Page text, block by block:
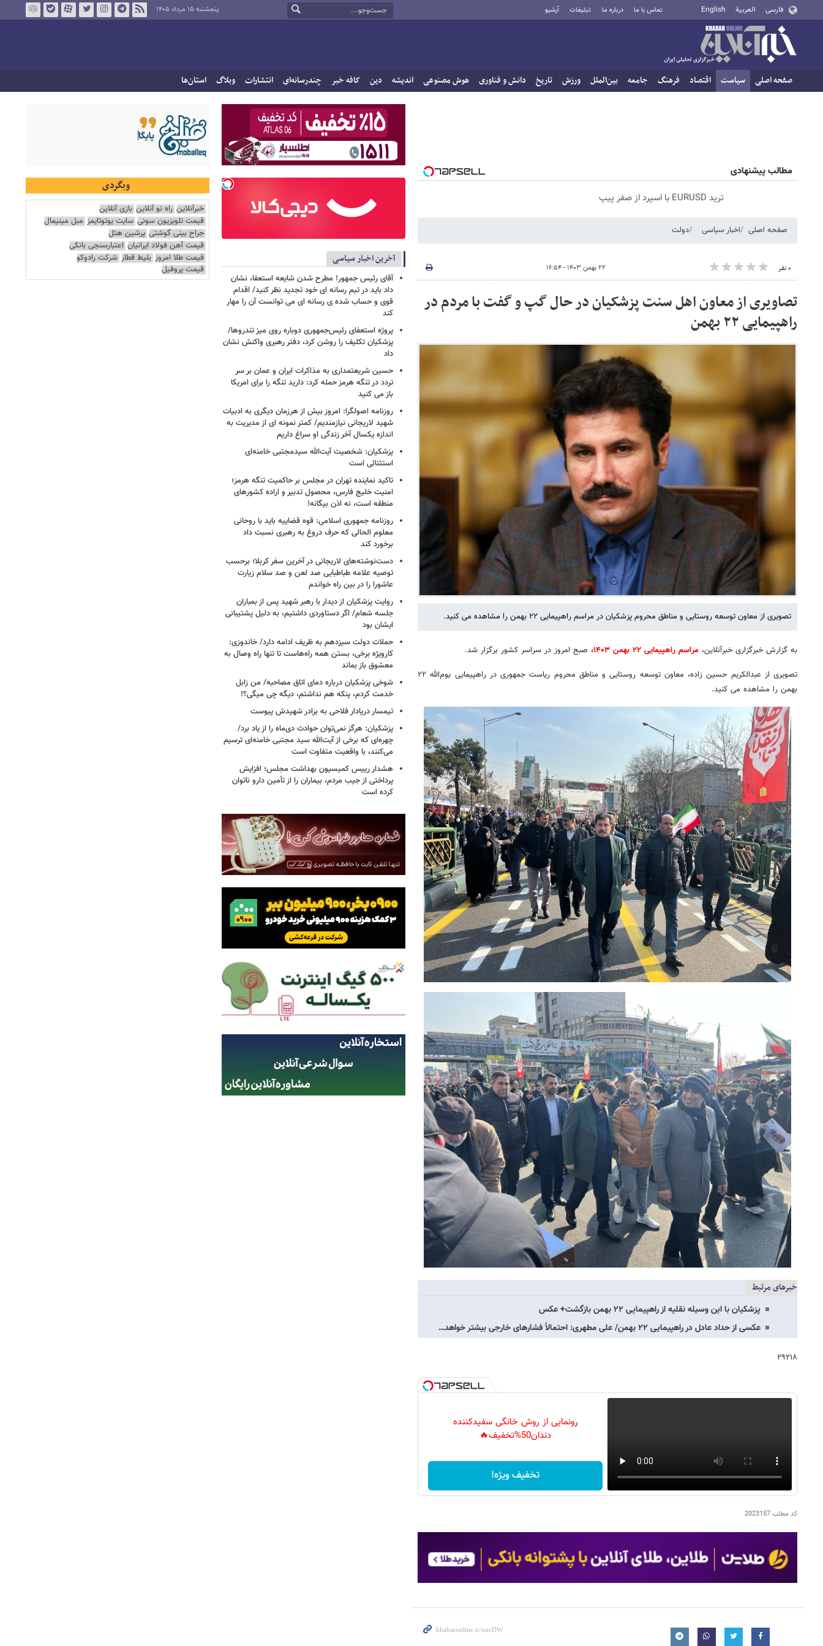
فارسی العربية English تماس با ما درباره ما تبلیغات آرشیو پنجشنبه ۱۵ مرداد ۱۴۰۵
صفحه اصلی سیاست اقتصاد فرهنگ جامعه بین‌الملل ورزش تاریخ دانش و فناوری هوش مصنوعی اندیشه دین کافه خبر چندرسانه‌ای انتشارات وبلاگ استان‌ها
مطالب پیشنهادی
ترید EURUSD با اسپرد از صفر پیپ
صفحه اصلی اخبار سیاسی دولت
۰ نفر ۲۲ بهمن ۱۴۰۳ - ۱۶:۵۴
تصاویری از معاون اهل سنت پزشکیان در حال گپ و گفت با مردم در
راهپیمایی ۲۲ بهمن
تصویری از معاون توسعه روستایی و مناطق محروم پزشکیان در مراسم راهپیمایی ۲۲ بهمن را مشاهده می کنید.
به گزارش خبرگزاری خبرآنلاین، مراسم راهپیمایی ۲۲ بهمن ۱۴۰۳،
صبح امروز در سراسر کشور برگزار شد.
تصویری از عبدالکریم حسین زاده، معاون توسعه روستایی و مناطق محروم ریاست جمهوری در راهپیمایی یوم‌الله ۲۲
بهمن را مشاهده می کنید.
خبرهای مرتبط
پزشکیان با این وسیله نقلیه از راهپیمایی ۲۲ بهمن بازگشت+ عکس
عکسی از حداد عادل در راهپیمایی ۲۲ بهمن/ علی مطهری: احتمالاً فشارهای خارجی بیشتر خواهد…
۲۹۲۱۸
رونمایی از روش خانگی سفیدکننده
دندان50%تخفیف🔥
تخفیف ویژه!
کد مطلب2023157
آخرین اخبار سیاسی
آقای رئیس جمهور! مطرح شدن شایعه استعفا، نشان
داد باید در تیم رسانه ای خود تجدید نظر کنید/ اقدام
قوی و حساب شده ی رسانه ای می توانست آن را مهار
کند
پروژه استعفای رئیس‌جمهوری دوباره روی میز تندروها/
پزشکیان تکلیف را روشن کرد، دفتر رهبری واکنش نشان
داد
حسین شریعتمداری به مذاکرات ایران و عمان بر سر
تردد در تنگه هرمز حمله کرد: دارید تنگه را برای امریکا
باز می کنید
روزنامه اصولگرا: امروز بیش از هرزمان دیگری به ادبیات
شهید لاریجانی نیازمندیم/ کمتر نمونه ای از مدیریت به
اندازه یکسال آخر زندگی او سراغ داریم
پزشکیان: شخصیت آیت‌الله سیدمجتبی خامنه‌ای
استثنائی است
تاکید نماینده تهران در مجلس بر حاکمیت تنگه هرمز؛
امنیت خلیج فارس، محصول تدبیر و اراده کشورهای
منطقه است، نه اذن بیگانه!
روزنامه جمهوری اسلامی: قوه قضاییه باید با روحانی
معلوم الحالی که حرف دروغ به رهبری نسبت داد
برخورد کند
دست‌نوشته‌های لاریجانی در آخرین سفر کربلا؛ برحسب
توصیه علامه طباطبایی صد لعن و صد سلام زیارت
عاشورا را در بین راه خواندم
روایت پزشکیان از دیدار با رهبر شهید پس از بمباران
جلسه شعام/ اگر دستاوردی داشتیم، به دلیل پشتیبانی
ایشان بود
حملات دولت سیزدهم به ظریف ادامه دارد/ خاندوزی:
کارویژه برخی، بستن همه راه‌هاست تا تنها راه وصال به
معشوق باز بماند
شوخی پزشکیان درباره دمای اتاق مصاحبه/ من زابل
خدمت کردم، پنکه هم نداشتم، دیگه چی میگی؟!
تیمسار دریادار فلاحی به برادر شهیدش پیوست
پزشکیان: هرگز نمی‌توان حوادث دی‌ماه را از یاد برد/
چهره‌ای که برخی از آیت‌الله سید مجتبی خامنه‌ای ترسیم
می‌کنند، با واقعیت متفاوت است
هشدار رییس کمیسیون بهداشت مجلس؛ افزایش
پرداختی از جیب مردم، بیماران را از تأمین دارو ناتوان
کرده است
وبگردی
خبرآنلاین راه نو آنلاین بازی آنلاین
قیمت تلویزیون سونی سایت یوتوتایمز مبل مینیمال
جراح بینی گوشتی پرشین هتل
قیمت آهن فولاد ایرانیان اعتبارسنجی بانکی
قیمت طلا امروز بلیط قطار شرکت رادوکو
قیمت پروفیل